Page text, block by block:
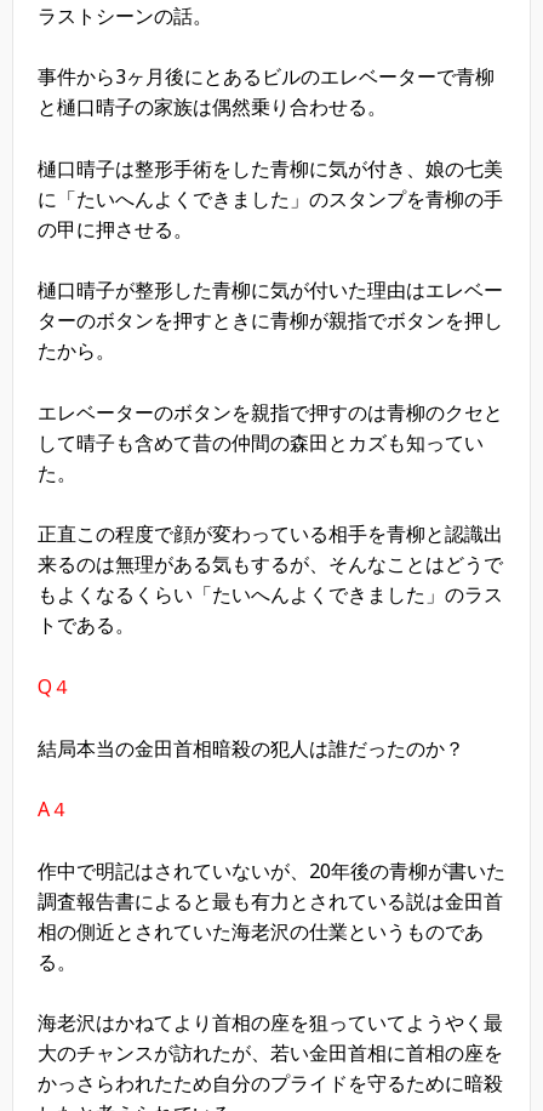
ラストシーンの話。
事件から3ヶ月後にとあるビルのエレベーターで青柳
と樋口晴子の家族は偶然乗り合わせる。
樋口晴子は整形手術をした青柳に気が付き、娘の七美
に「たいへんよくできました」のスタンプを青柳の手
の甲に押させる。
樋口晴子が整形した青柳に気が付いた理由はエレベー
ターのボタンを押すときに青柳が親指でボタンを押し
たから。
エレベーターのボタンを親指で押すのは青柳のクセと
して晴子も含めて昔の仲間の森田とカズも知ってい
た。
正直この程度で顔が変わっている相手を青柳と認識出
来るのは無理がある気もするが、そんなことはどうで
もよくなるくらい「たいへんよくできました」のラス
トである。
Q４
結局本当の金田首相暗殺の犯人は誰だったのか？
A４
作中で明記はされていないが、20年後の青柳が書いた
調査報告書によると最も有力とされている説は金田首
相の側近とされていた海老沢の仕業というものであ
る。
海老沢はかねてより首相の座を狙っていてようやく最
大のチャンスが訪れたが、若い金田首相に首相の座を
かっさらわれたため自分のプライドを守るために暗殺